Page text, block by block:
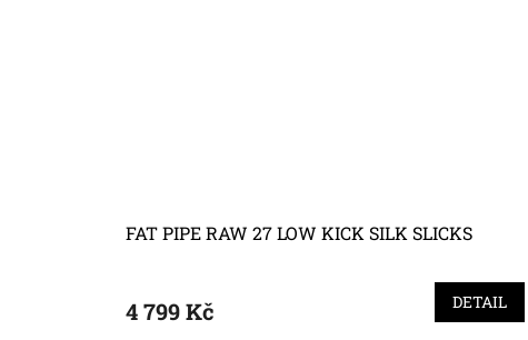
FAT PIPE RAW 27 LOW KICK SILK SLICKS
4 799 Kč DETAIL